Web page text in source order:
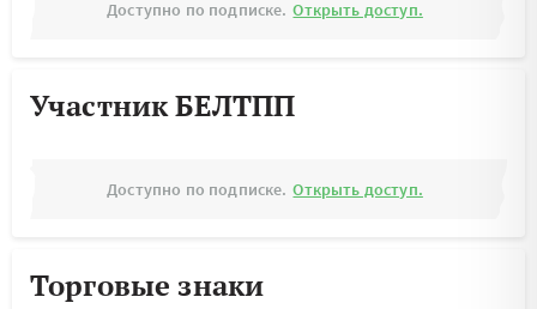
Доступно по подписке. Открыть доступ.
Участник БЕЛТПП
Доступно по подписке. Открыть доступ.
Торговые знаки